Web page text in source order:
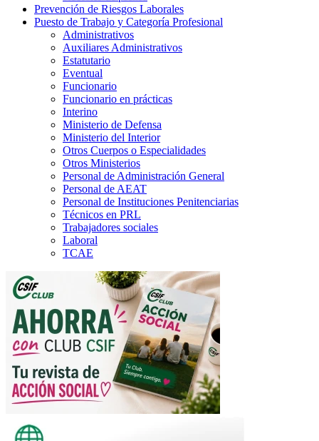
Prevención de Riesgos Laborales
Puesto de Trabajo y Categoría Profesional
Administrativos
Auxiliares Administrativos
Estatutario
Eventual
Funcionario
Funcionario en prácticas
Interino
Ministerio de Defensa
Ministerio del Interior
Otros Cuerpos o Especialidades
Otros Ministerios
Personal de Administración General
Personal de AEAT
Personal de Instituciones Penitenciarias
Técnicos en PRL
Trabajadores sociales
Laboral
TCAE